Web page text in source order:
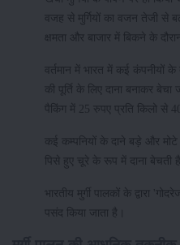
वजह से मुर्गियों का वजन तेजी से
क्षमता और बाजार में बिकने के
वर्तमान में भारत में कई कंपनीयों के
की पूर्ति के लिए दाना बनाकर
पैकिंग में 25 रुपए प्रति किलो से
कई कम्पनियों के दाने बड़े और
पिसे हुए चूरे के रूप में दाना बेचती
भारतीय मुर्गी पालकों के द्वारा
पसंद किया जाता है।